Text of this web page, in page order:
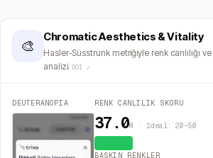
🎨
Chromatic Aesthetics & Vitality
Hasler-Süsstrunk metriğiyle renk canlılığı
analizi. DOI ↗
DEUTERANOPIA RENK CANLILIK SKORU
37.0M · İdeal: 20–50
BASKIN RENKLER